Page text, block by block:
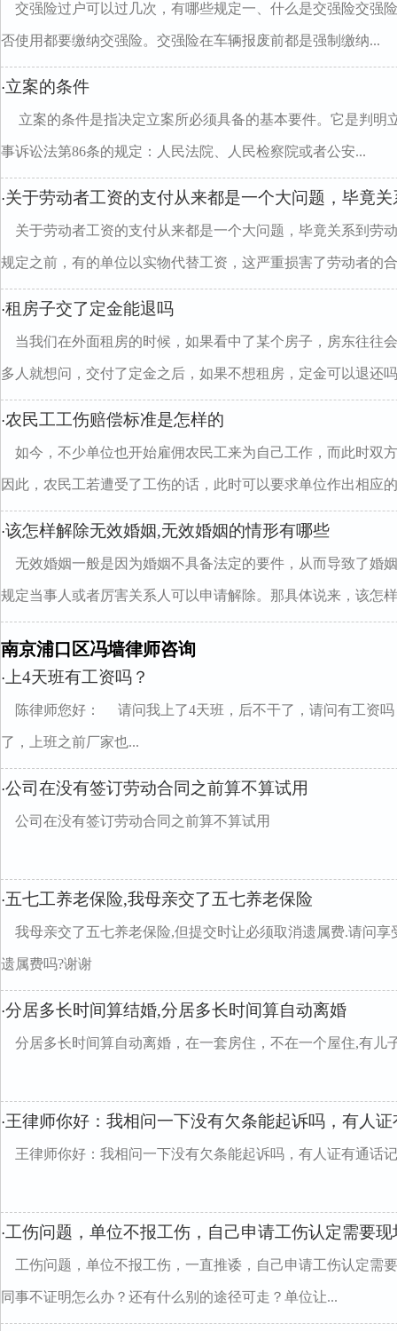
交强险过户可以过几次，有哪些规定一、什么是交强险交强
否使用都要缴纳交强险。交强险在车辆报废前都是强制缴纳...
·立案的条件
立案的条件是指决定立案所必须具备的基本要件。它是判明
事诉讼法第86条的规定：人民法院、人民检察院或者公安...
·关于劳动者工资的支付从来都是一个大问题，毕竟
关于劳动者工资的支付从来都是一个大问题，毕竟关系到劳
规定之前，有的单位以实物代替工资，这严重损害了劳动者的
·租房子交了定金能退吗
当我们在外面租房的时候，如果看中了某个房子，房东往往
多人就想问，交付了定金之后，如果不想租房，定金可以退还
·农民工工伤赔偿标准是怎样的
如今，不少单位也开始雇佣农民工来为自己工作，而此时双
因此，农民工若遭受了工伤的话，此时可以要求单位作出相应
·该怎样解除无效婚姻,无效婚姻的情形有哪些
无效婚姻一般是因为婚姻不具备法定的要件，从而导致了婚
规定当事人或者厉害关系人可以申请解除。那具体说来，该怎
南京浦口区冯墙律师咨询
· 上4天班有工资吗？
陈律师您好： 请问我上了4天班，后不干了，请问有工资
了，上班之前厂家也...
·公司在没有签订劳动合同之前算不算试用
公司在没有签订劳动合同之前算不算试用
·五七工养老保险,我母亲交了五七养老保险
我母亲交了五七养老保险,但提交时让必须取消遗属费.请问
遗属费吗?谢谢
·分居多长时间算结婚,分居多长时间算自动离婚
分居多长时间算自动离婚，在一套房住，不在一个屋住,有儿
·王律师你好：我相问一下没有欠条能起诉吗，有人
王律师你好：我相问一下没有欠条能起诉吗，有人证有通话
·工伤问题，单位不报工伤，自己申请工伤认定需要
工伤问题，单位不报工伤，一直推诿，自己申请工伤认定需
同事不证明怎么办？还有什么别的途径可走？单位让...